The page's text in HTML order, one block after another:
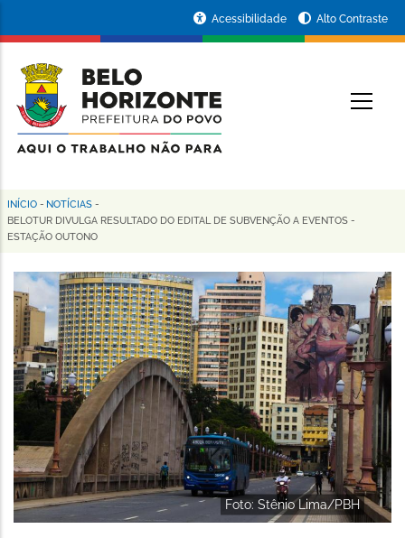
conteúdo
principal
da
Prefeitura
de
Horizonte
Acessibilidade Alto Contraste
Trilha
de
navegação
INÍCIO - NOTÍCIAS -
BELOTUR DIVULGA RESULTADO DO EDITAL DE SUBVENÇÃO A EVENTOS -
ESTAÇÃO OUTONO
Foto: Stênio Lima/PBH